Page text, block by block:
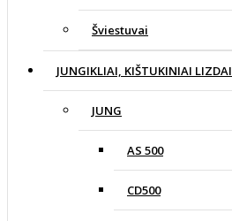
Šviestuvai
JUNGIKLIAI, KIŠTUKINIAI LIZDAI
JUNG
AS 500
CD500